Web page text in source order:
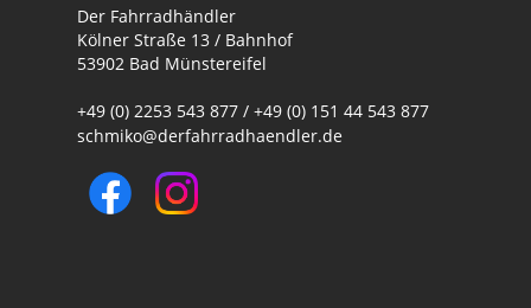
Der Fahrradhändler
Kölner Straße 13 / Bahnhof
53902 Bad Münstereifel
+49 (0) 2253 543 877 / +49 (0) 151 44 543 877
schmiko@derfahrradhaendler.de